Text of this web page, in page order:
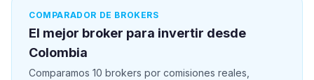
COMPARADOR DE BROKERS
El mejor broker para invertir desde
Colombia
Comparamos 10 brokers por comisiones reales,